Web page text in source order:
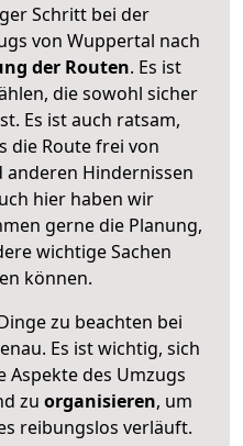
Schritt bei der
von Wuppertal nach
der Routen. Es ist
die sowohl sicher
Es ist auch ratsam,
die Route frei von
Hindernissen
hier haben wir
gerne die Planung,
wichtige Sachen
können.
zu beachten bei
Es ist wichtig, sich
Aspekte des Umzugs
zu organisieren, um
reibungslos verläuft.